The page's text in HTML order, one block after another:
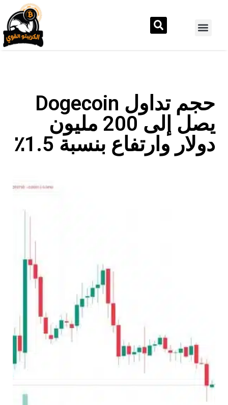
حجم تداول Dogecoin
يصل إلى 200 مليون
دولار وارتفاع بنسبة 1.5٪